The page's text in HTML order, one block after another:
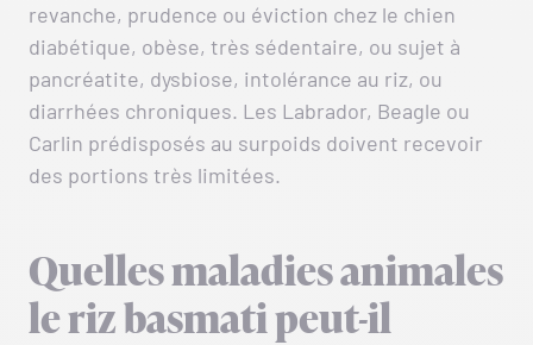
revanche, prudence ou éviction chez le chien
diabétique, obèse, très sédentaire, ou sujet à
pancréatite, dysbiose, intolérance au riz, ou
diarrhées chroniques. Les Labrador, Beagle ou
Carlin prédisposés au surpoids doivent recevoir
des portions très limitées.
Quelles maladies animales
le riz basmati peut-il